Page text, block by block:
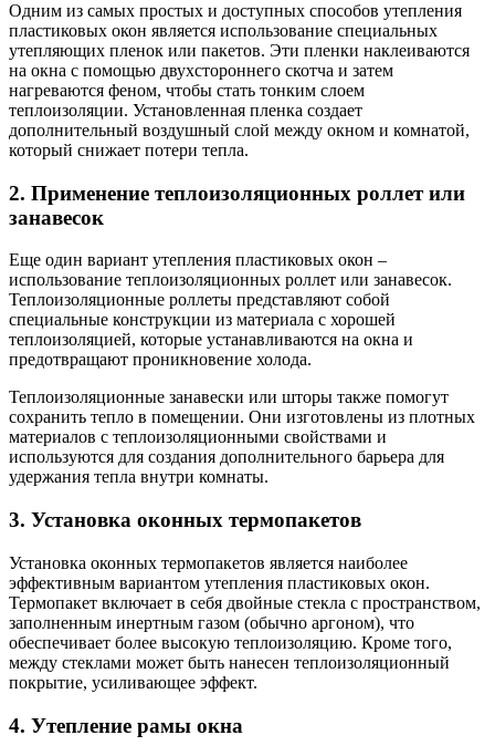
Одним из самых простых и доступных способов утепления
пластиковых окон является использование специальных
утепляющих пленок или пакетов. Эти пленки наклеиваются
на окна с помощью двухстороннего скотча и затем
нагреваются феном, чтобы стать тонким слоем
теплоизоляции. Установленная пленка создает
дополнительный воздушный слой между окном и комнатой,
который снижает потери тепла.
2. Применение теплоизоляционных роллет или
занавесок
Еще один вариант утепления пластиковых окон –
использование теплоизоляционных роллет или занавесок.
Теплоизоляционные роллеты представляют собой
специальные конструкции из материала с хорошей
теплоизоляцией, которые устанавливаются на окна и
предотвращают проникновение холода.
Теплоизоляционные занавески или шторы также помогут
сохранить тепло в помещении. Они изготовлены из плотных
материалов с теплоизоляционными свойствами и
используются для создания дополнительного барьера для
удержания тепла внутри комнаты.
3. Установка оконных термопакетов
Установка оконных термопакетов является наиболее
эффективным вариантом утепления пластиковых окон.
Термопакет включает в себя двойные стекла с пространством,
заполненным инертным газом (обычно аргоном), что
обеспечивает более высокую теплоизоляцию. Кроме того,
между стеклами может быть нанесен теплоизоляционный
покрытие, усиливающее эффект.
4. Утепление рамы окна